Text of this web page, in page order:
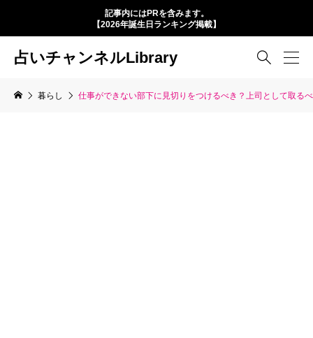
記事内にはPRを含みます。
【2026年誕生日ランキング掲載】
占いチャンネルLibrary 
暮らし 仕事ができない部下に見切りをつけるべき？上司として取る